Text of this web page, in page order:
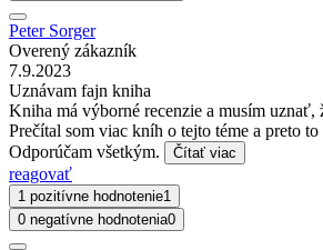
Peter Sorger
Overený zákazník
7.9.2023
Uznávam fajn kniha
Kniha má výborné recenzie a musím uznať,
Prečítal som viac kníh o tejto téme a preto
Odporúčam všetkým.
Čítať viac
reagovať
1 pozitívne hodnotenie1
0 negatívne hodnotenia0